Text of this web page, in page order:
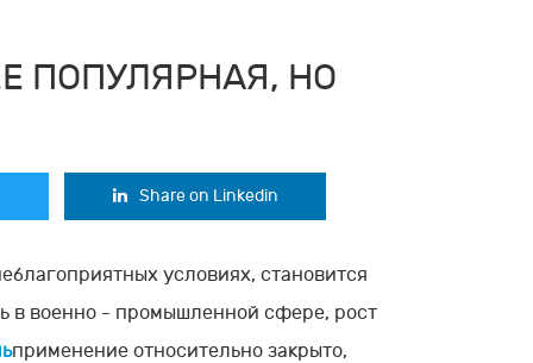
ПОПУЛЯРНАЯ, НО
Share on Linkedin
условиях, становится
в военно - промышленной сфере, рост
применение относительно закрыто,